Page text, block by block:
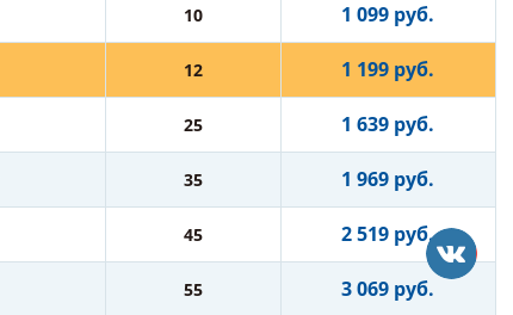
10 1 099 руб.
12 1 199 руб.
25 1 639 руб.
35 1 969 руб.
45 2 519 руб.
55 3 069 руб.